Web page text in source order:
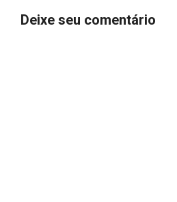
Deixe seu comentário